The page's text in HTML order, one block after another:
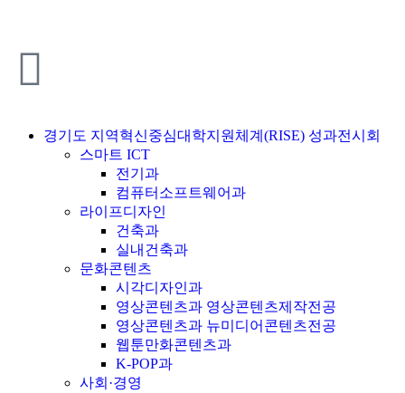
경기도 지역혁신중심대학지원체계(RISE) 성과전시회
스마트 ICT
전기과
컴퓨터소프트웨어과
라이프디자인
건축과
실내건축과
문화콘텐츠
시각디자인과
영상콘텐츠과 영상콘텐츠제작전공
영상콘텐츠과 뉴미디어콘텐츠전공
웹툰만화콘텐츠과
K-POP과
사회·경영